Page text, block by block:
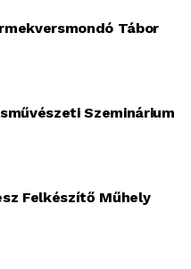
Tábor
Szeminárium
Felkészítő Műhely